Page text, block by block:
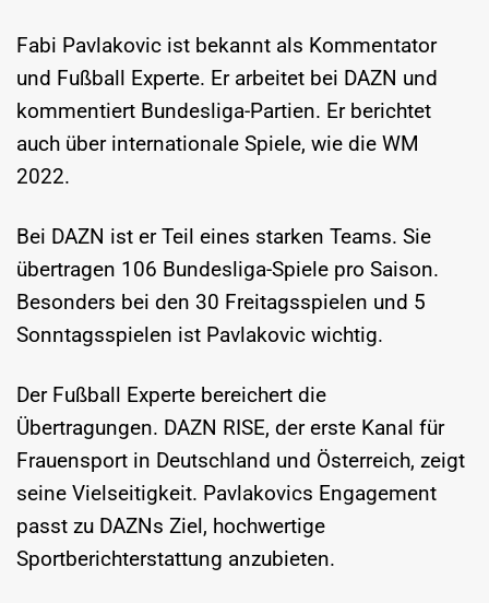
Fabi Pavlakovic ist bekannt als Kommentator
und Fußball Experte. Er arbeitet bei DAZN und
kommentiert Bundesliga-Partien. Er berichtet
auch über internationale Spiele, wie die WM
2022.
Bei DAZN ist er Teil eines starken Teams. Sie
übertragen 106 Bundesliga-Spiele pro Saison.
Besonders bei den 30 Freitagsspielen und 5
Sonntagsspielen ist Pavlakovic wichtig.
Der Fußball Experte bereichert die
Übertragungen. DAZN RISE, der erste Kanal für
Frauensport in Deutschland und Österreich, zeigt
seine Vielseitigkeit. Pavlakovics Engagement
passt zu DAZNs Ziel, hochwertige
Sportberichterstattung anzubieten.